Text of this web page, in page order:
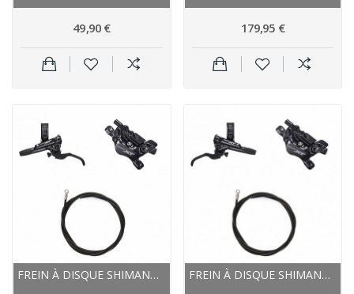
49,90 € 179,95 €
FREIN À DISQUE SHIMANO AVANT XT M8120 4 PISTONS... FREIN À DISQUE SHIMANO ARRIÈRE XT M8120 4...